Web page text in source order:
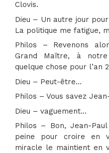
Clovis.
Dieu – Un autre jour
La politique me fatigue,
Philos – Revenons
Grand Maître, à
quelque chose pour l’an
Dieu – Peut-être…
Philos – Vous savez
Dieu – vaguement…
Philos – Bon, Jean-
peine pour croire en
miracle le maintient en